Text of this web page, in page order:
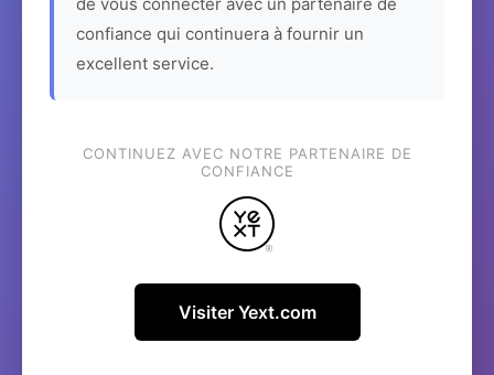
confiance qui continuera à fournir un
excellent service.
CONTINUEZ AVEC NOTRE PARTENAIRE DE
CONFIANCE
Visiter Yext.com